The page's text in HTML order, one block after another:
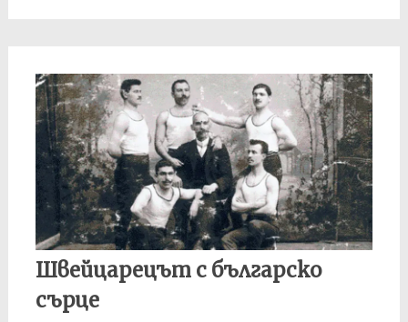
Швейцарецът с българско
сърце